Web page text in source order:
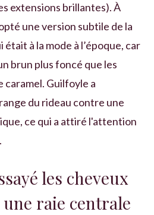
extensions brillantes). À
une version subtile de la
à la mode à l’époque, car
brun plus foncé que les
Guilfoyle a
du rideau contre une
ce qui a attiré l'attention
les cheveux
raie centrale